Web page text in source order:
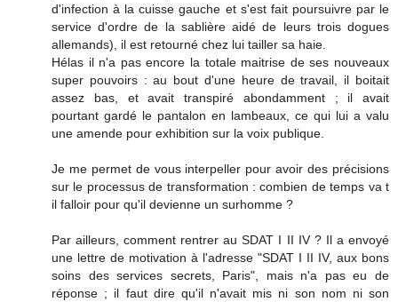
d'infection à la cuisse gauche et s'est fait poursuivre par le
service d'ordre de la sablière aidé de leurs trois dogues
allemands), il est retourné chez lui tailler sa haie.
Hélas il n'a pas encore la totale maitrise de ses nouveaux
super pouvoirs : au bout d'une heure de travail, il boitait
assez bas, et avait transpiré abondamment ; il avait
pourtant gardé le pantalon en lambeaux, ce qui lui a valu
une amende pour exhibition sur la voix publique.
Je me permet de vous interpeller pour avoir des précisions
sur le processus de transformation : combien de temps va t
il falloir pour qu'il devienne un surhomme ?
Par ailleurs, comment rentrer au SDAT I II IV ? Il a envoyé
une lettre de motivation à l'adresse "SDAT I II IV, aux bons
soins des services secrets, Paris", mais n'a pas eu de
réponse ; il faut dire qu'il n'avait mis ni son nom ni son